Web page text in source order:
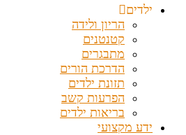
ילדים
הריון ולידה
קטנטנים
מתבגרים
הדרכת הורים
תזונת ילדים
הפרעות קשב
בריאות ילדים
ידע מקצועי